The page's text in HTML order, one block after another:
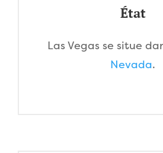
État
Las Vegas se situe
Nevada.